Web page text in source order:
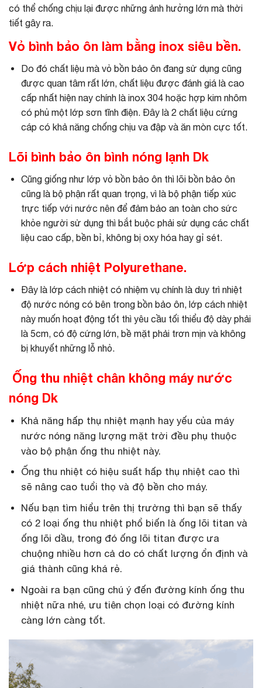
có thể chống chịu lại được những ảnh hưởng lớn mà thời
tiết gây ra.
Vỏ bình bảo ôn làm bằng inox siêu bền.
Do đó chất liệu mà vỏ bồn bảo ôn đang sử dụng cũng
được quan tâm rất lớn, chất liệu được đánh giá là cao
cấp nhất hiện nay chính là inox 304 hoặc hợp kim nhôm
có phủ một lớp sơn tĩnh điện. Đây là 2 chất liệu cứng
cáp có khả năng chống chịu va đập và ăn mòn cực tốt.
Lõi bình bảo ôn bình nóng lạnh Dk
Cũng giống như lớp vỏ bồn bảo ôn thì lõi bồn bảo ôn
cũng là bộ phận rất quan trọng, vì là bộ phận tiếp xúc
trực tiếp với nước nên để đảm bảo an toàn cho sức
khỏe người sử dụng thì bắt buộc phải sử dụng các chất
liệu cao cấp, bền bỉ, không bị oxy hóa hay gỉ sét.
Lớp cách nhiệt Polyurethane.
Đây là lớp cách nhiệt có nhiệm vụ chính là duy trì nhiệt
độ nước nóng có bên trong bồn bảo ôn, lớp cách nhiệt
này muốn hoạt động tốt thì yêu cầu tối thiểu độ dày phải
là 5cm, có độ cứng lớn, bề mặt phải trơn mịn và không
bị khuyết những lỗ nhỏ.
Ống thu nhiệt chân không máy nước
nóng Dk
Khả năng hấp thụ nhiệt mạnh hay yếu của máy
nước nóng năng lượng mặt trời đều phụ thuộc
vào bộ phận ống thu nhiệt này.
Ống thu nhiệt có hiệu suất hấp thụ nhiệt cao thì
sẽ nâng cao tuổi thọ và độ bền cho máy.
Nếu bạn tìm hiểu trên thị trường thì bạn sẽ thấy
có 2 loại ống thu nhiệt phổ biến là ống lõi titan và
ống lõi dầu, trong đó ống lõi titan được ưa
chuộng nhiều hơn cả do có chất lượng ổn định và
giá thành cũng khá rẻ.
Ngoài ra bạn cũng chú ý đến đường kính ống thu
nhiệt nữa nhé, ưu tiên chọn loại có đường kính
càng lớn càng tốt.